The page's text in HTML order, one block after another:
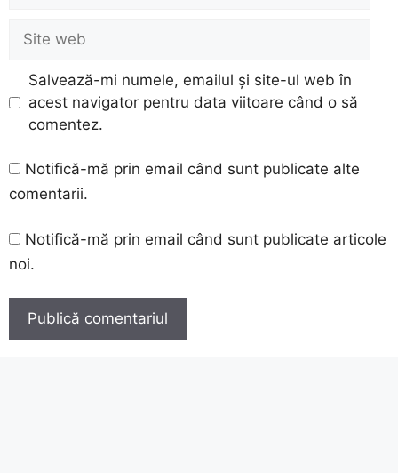
web
Salvează-mi numele, emailul și site-ul web în
acest navigator pentru data viitoare când o să
comentez.
Notifică-mă prin email când sunt publicate alte
comentarii.
Notifică-mă prin email când sunt publicate articole
noi.